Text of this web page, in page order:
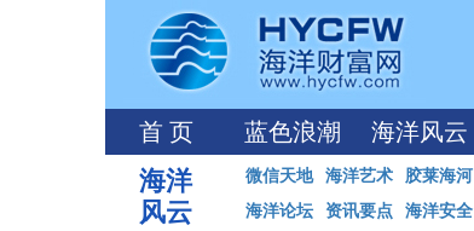
首 页 蓝色浪潮 海洋风云
海洋
风云
微信天地 海洋艺术 胶莱海河
海洋论坛 资讯要点 海洋安全